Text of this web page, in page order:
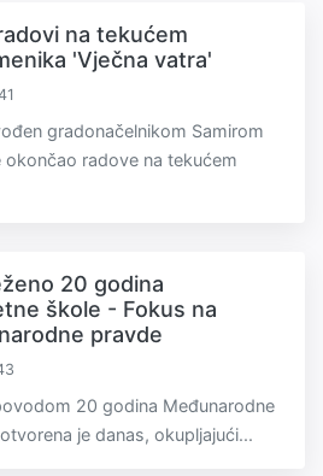
na tekućem
'Vječna vatra'
gradonačelnikom Samirom
okončao radove na tekućem
20 godina
škole - Fokus na
pravde
20 godina Međunarodne
je danas, okupljajući...